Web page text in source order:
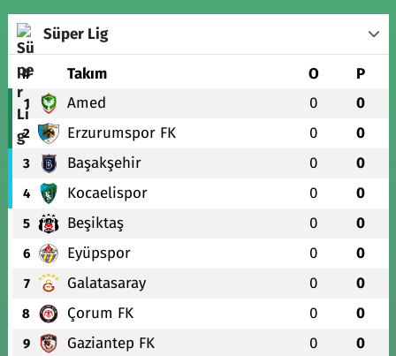
Süper Lig
# Takım O P
1 Amed 0 0
2 Erzurumspor FK 0 0
3 Başakşehir 0 0
4 Kocaelispor 0 0
5 Beşiktaş 0 0
6 Eyüpspor 0 0
7 Galatasaray 0 0
8 Çorum FK 0 0
9 Gaziantep FK 0 0